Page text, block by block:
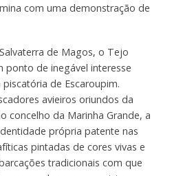
com uma demonstração de
de Magos, o Tejo
ponto de inegável interesse
de Escaroupim.
avieiros oriundos da
concelho da Marinha Grande, a
própria patente nas
pintadas de cores vivas e
tradicionais com que